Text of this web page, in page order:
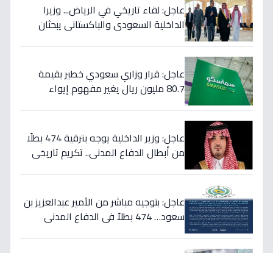
عاجل: لقاء تاريخي في الرياض... وزيرا
الداخلية السعودي والباكستاني يبحثان
عاجل: قرار وزاري سعودي خطير بقيمة
80.7 مليون ريال يغير مفهوم إيواء
عاجل: وزير الداخلية يوجه بترقية 474 بطلًا
من أبطال الدفاع المدني.. تكريم تاريخي
عاجل: بتوجيه مباشر من الأمير عبدالعزيز بن
سعود… 474 بطلاً في الدفاع المدني